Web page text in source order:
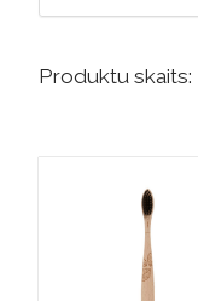
Produktu skaits: